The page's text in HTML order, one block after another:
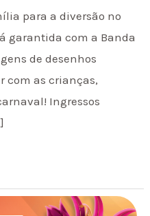
para a diversão no
garantida com a Banda
de desenhos
com as crianças,
Ingressos